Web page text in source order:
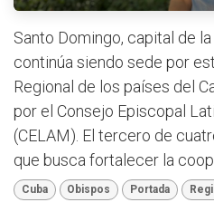
Santo Domingo, capital de
continúa siendo sede por
Regional de los países del
por el Consejo Episcopal
(CELAM). El tercero de
que busca fortalecer la
Cuba Obispos Portada